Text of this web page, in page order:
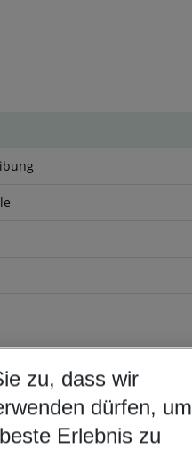
nach Ihren Wünschen
wählen
07.08.27 5-8 Nächte
zu, dass wir
dürfen, um
Erlebnis zu